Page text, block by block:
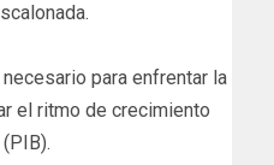
para enfrentar la
el ritmo de crecimiento